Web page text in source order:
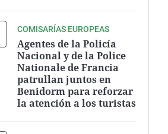
COMISARÍAS EUROPEAS
Agentes de la Policía
Nacional y de la Police
Nationale de Francia
patrullan juntos en
Benidorm para reforzar
la atención a los turistas